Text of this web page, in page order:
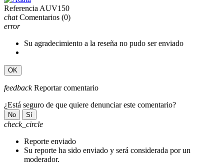
Referencia AUV150
chat Comentarios (0)
error
Su agradecimiento a la reseña no pudo ser enviado
OK
feedback Reportar comentario
¿Está seguro de que quiere denunciar este comentario?
No Sí
check_circle
Reporte enviado
Su reporte ha sido enviado y será considerada por un
moderador.